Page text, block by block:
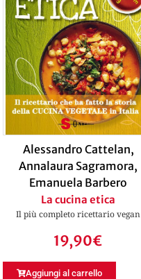
Alessandro Cattelan,
Annalaura Sagramora,
Emanuela Barbero
La cucina etica
Il più completo ricettario vegan
19,90€
Aggiungi al carrello